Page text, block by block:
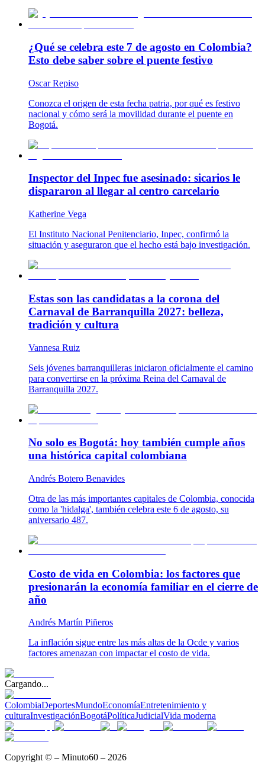
¿Qué se celebra este 7 de agosto en Colombia?
Esto debe saber sobre el puente festivo
Oscar Repiso
Conozca el origen de esta fecha patria, por qué es festivo
nacional y cómo será la movilidad durante el puente en
Bogotá.
Inspector del Inpec fue asesinado: sicarios le
dispararon al llegar al centro carcelario
Katherine Vega
El Instituto Nacional Penitenciario, Inpec, confirmó la
situación y aseguraron que el hecho está bajo investigación.
Estas son las candidatas a la corona del
Carnaval de Barranquilla 2027: belleza,
tradición y cultura
Vannesa Ruiz
Seis jóvenes barranquilleras iniciaron oficialmente el camino
para convertirse en la próxima Reina del Carnaval de
Barranquilla 2027.
No solo es Bogotá: hoy también cumple años
una histórica capital colombiana
Andrés Botero Benavides
Otra de las más importantes capitales de Colombia, conocida
como la 'hidalga', también celebra este 6 de agosto, su
aniversario 487.
Costo de vida en Colombia: los factores que
presionarán la economía familiar en el cierre de
año
Andrés Martín Piñeros
La inflación sigue entre las más altas de la Ocde y varios
factores amenazan con impactar el costo de vida.
Cargando...
ColombiaDeportesMundoEconomíaEntretenimiento y
culturaInvestigaciónBogotáPolíticaJudicialVida moderna
Copyright © – Minuto60 – 2026